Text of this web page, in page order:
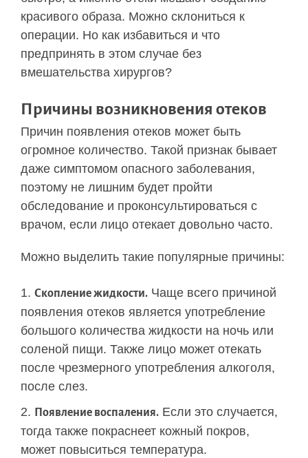
красивого образа. Можно склониться к
операции. Но как избавиться и что
предпринять в этом случае без
вмешательства хирургов?
Причины возникновения отеков
Причин появления отеков может быть
огромное количество. Такой признак бывает
даже симптомом опасного заболевания,
поэтому не лишним будет пройти
обследование и проконсультироваться с
врачом, если лицо отекает довольно часто.
Можно выделить такие популярные причины:
Скопление жидкости. Чаще всего причиной
появления отеков является употребление
большого количества жидкости на ночь или
соленой пищи. Также лицо может отекать
после чрезмерного употребления алкоголя,
после слез.
Появление воспаления. Если это случается,
тогда также покраснеет кожный покров,
может повыситься температура.